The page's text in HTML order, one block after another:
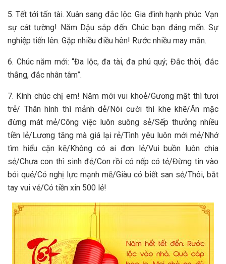
5. Tết tới tấn tài. Xuân sang đắc lộc. Gia đình hạnh phúc. Vạn
sự cát tường! Năm Dậu sắp đến. Chúc bạn đáng mến. Sự
nghiệp tiến lên. Gặp nhiều điều hên! Rước nhiều may mắn.
6. Chúc năm mới: “Đa lộc, đa tài, đa phú quý; Đắc thời, đắc
thắng, đắc nhân tâm”.
7. Kính chúc chị em! Năm mới vui khoẻ/Gương mặt thì tươi
trẻ/ Thân hình thì mảnh dẻ/Nói cười thì khe khẽ/Ăn mặc
đừng mát mẻ/Công việc luôn suông sẻ/Sếp thưởng nhiều
tiền lẻ/Lương tăng mà giá lại rẻ/Tình yêu luôn mới mẻ/Nhớ
tìm hiểu cặn kẽ/Không có ai đơn lẻ/Vui buồn luôn chia
sẻ/Chưa con thì sinh đẻ/Con rồi có nếp có tẻ/Đừng tin vào
bói quẻ/Có nghị lực mạnh mẽ/Giàu có biết san sẻ/Thôi, bắt
tay vui vẻ/Có tiền xin 500 lẻ!